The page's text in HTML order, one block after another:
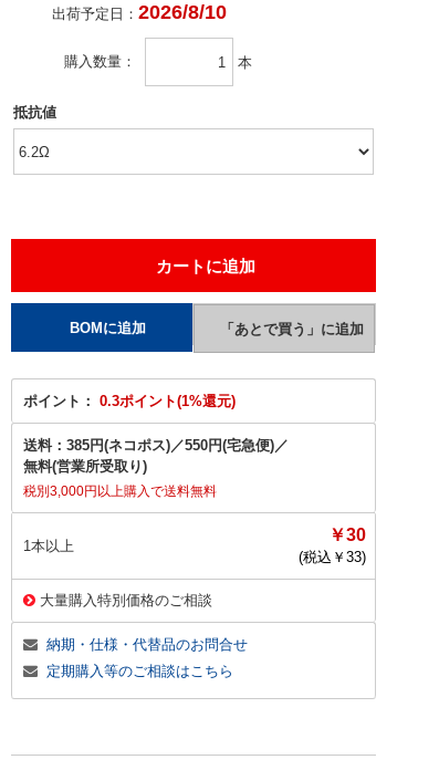
出荷予定日： 2026/8/10
購入数量 本
抵抗値
ポイント： 0.3ポイント(1%還元)
送料： 385円(ネコポス)／550円(宅急便)／
無料(営業所受取り)
税別3,000円以上購入で送料無料
1本以上
￥30
(税込￥ 33)
大量購入特別価格のご相談
納期・仕様・代替品のお問合せ
定期購入等のご相談はこちら